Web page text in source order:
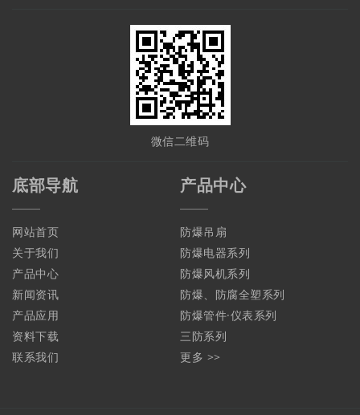
微信二维码
产品中心
防爆吊扇
防爆电器系列
防爆风机系列
防爆、防腐全塑系列
防爆管件·仪表系列
三防系列
更多 >>
底部导航
网站首页
关于我们
产品中心
新闻资讯
产品应用
资料下载
联系我们